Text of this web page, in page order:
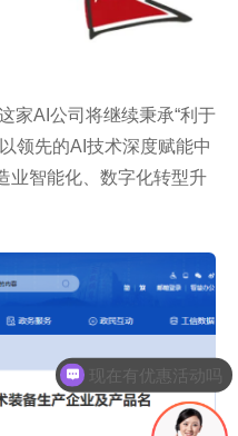
家AI公司将继续秉承“利于
领先的AI技术深度赋能中
业智能化、数字化转型升
现在有优惠活动吗